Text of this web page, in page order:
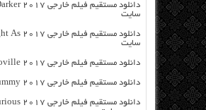
سایت
سایت
دانلود مستقیم فیلم خارجی Zeroville 2017 از سرور سایت
دانلود مستقیم فیلم خارجی The Mummy 2017 از سرور سایت